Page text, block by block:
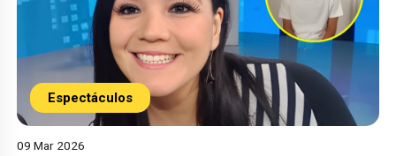
Espectáculos
09 Mar 2026